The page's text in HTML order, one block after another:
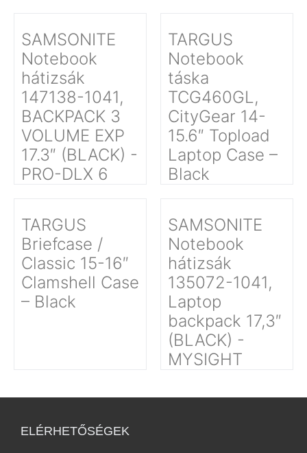
SAMSONITE
Notebook
hátizsák
147138-1041,
BACKPACK 3
VOLUME EXP
17.3″ (BLACK) -
PRO-DLX 6
TARGUS
Notebook
táska
TCG460GL,
CityGear 14-
15.6″ Topload
Laptop Case –
Black
TARGUS
Briefcase /
Classic 15-16″
Clamshell Case
– Black
SAMSONITE
Notebook
hátizsák
135072-1041,
Laptop
backpack 17,3″
(BLACK) -
MYSIGHT
ELÉRHETŐSÉGEK